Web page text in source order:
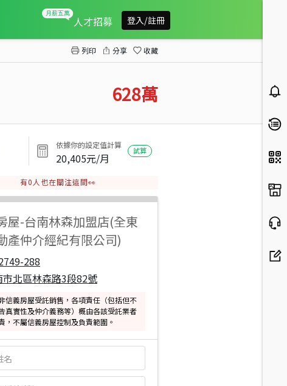
人才招募 登入/註冊
列印 分享 收藏
628萬
依據你的設定值計算
20,405元/月
試算
有0 人也在關注這間👀
屋-台南林森加盟店(全東
產仲介經紀有限公司)
288
市北區林森路3段82號
信義房屋受託銷售，各項責任（包括但不
真實性及仲介義務等）概由各該受託業者
，不屬信義房屋控制及負責範圍。